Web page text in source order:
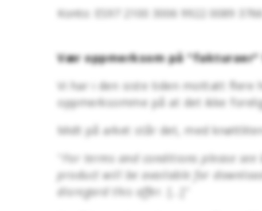
Konto: ES97 2100 3006 9922 0089
Vær oppmerksom på
Vi har i den siste tiden mottatt flere
oppmerksomme på at det ikke
Midt på arket står det, med
For terms and conditions please
product will be available for
disregard this offer.